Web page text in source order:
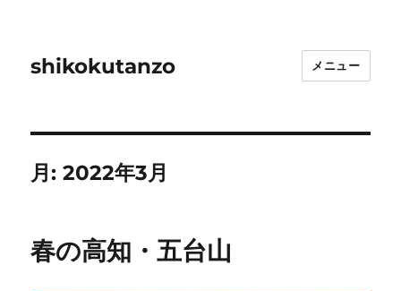
shikokutanzo メニュー
月:2022年3月
春の高知・五台山